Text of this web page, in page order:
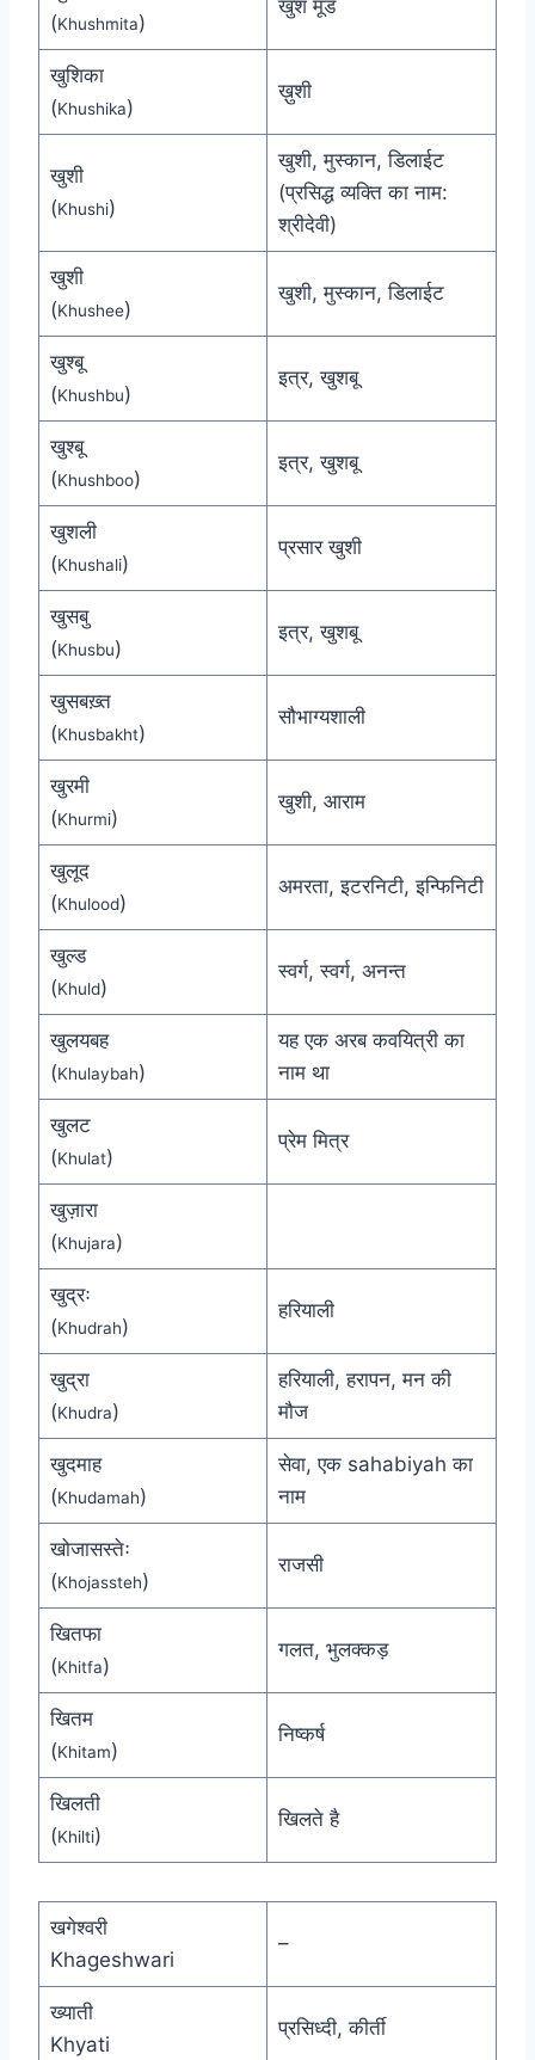
(Khushmita)
खुश मूड
खुशिका
(Khushika)
ख़ुशी
खुशी
(Khushi)
खुशी, मुस्कान, डिलाईट
(प्रसिद्ध व्यक्ति का नाम:
श्रीदेवी)
खुशी
(Khushee)
खुशी, मुस्कान, डिलाईट
खुश्बू
(Khushbu)
इत्र, खुशबू
खुश्बू
(Khushboo)
इत्र, खुशबू
खुशली
(Khushali)
प्रसार खुशी
खुसबु
(Khusbu)
इत्र, खुशबू
खुसबख़्त
(Khusbakht)
सौभाग्यशाली
खुरमी
(Khurmi)
खुशी, आराम
खुलूद
(Khulood)
अमरता, इटरनिटी, इन्फिनिटी
खुल्ड
(Khuld)
स्वर्ग, स्वर्ग, अनन्त
खुलयबह
(Khulaybah)
यह एक अरब कवयित्री का
नाम था
खुलट
(Khulat)
प्रेम मित्र
खुज़ारा
(Khujara)
खुद्रः
(Khudrah)
हरियाली
खुद्रा
(Khudra)
हरियाली, हरापन, मन की
मौज
खुदमाह
(Khudamah)
सेवा, एक sahabiyah का
नाम
खोजासस्तेः
(Khojassteh)
राजसी
खितफा
(Khitfa)
गलत, भुलक्कड़
खितम
(Khitam)
निष्कर्ष
खिलती
(Khilti)
खिलते है
खगेश्वरी
Khageshwari
–
ख्याती
Khyati
प्रसिध्दी, कीर्ती